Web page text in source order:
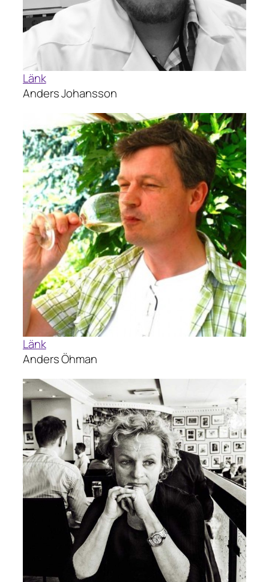
Länk
Anders Johansson
Länk
Anders Öhman